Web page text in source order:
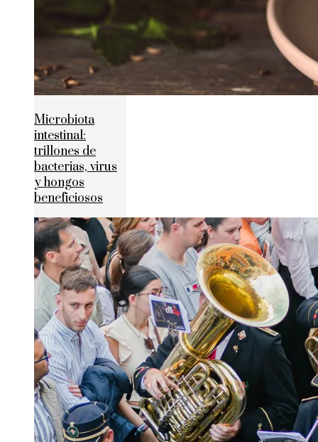
Microbiota
intestinal:
trillones de
bacterias, virus
y hongos
beneficiosos